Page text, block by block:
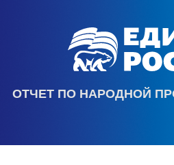
ОТЧЕТ ПО НАРОДНОЙ